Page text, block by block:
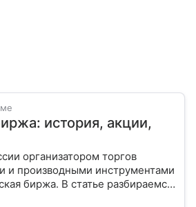
история, акции,
организатором торгов
и производными инструментами
биржа. В статье разбираемся,
инвестировать на площадке